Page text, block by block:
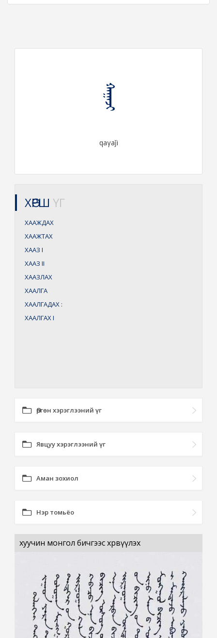
ᠬᠠᠭᠠᠵᠢ
qaγaǰi
ХӨРШ ҮГ
ХААЖДАХ
ХААЖТАХ
ХААЗ I
ХААЗ II
ХААЗЛАХ
ХААЛГА
ХААЛГАДАХ :
ХААЛГАХI
Өргөн хэрэглээний үг
Явцуу хэрэглээний үг
Аман зохиол
Нэр томьёо
хуучин монгол бичгээс хөрвүүлэх